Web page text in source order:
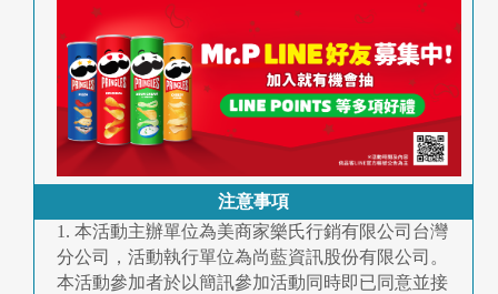
注意事項
1. 本活動主辦單位為美商家樂氏行銷有限公司台灣
分公司，活動執行單位為尚藍資訊股份有限公司。
本活動參加者於以簡訊參加活動同時即已同意並接